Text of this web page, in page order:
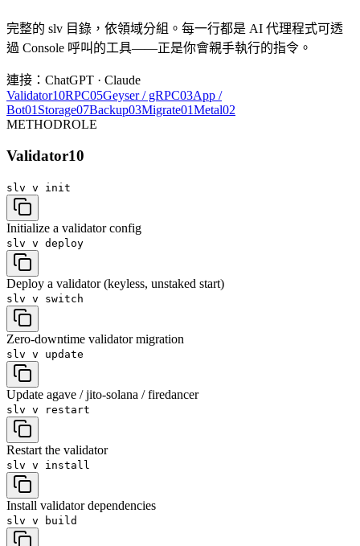
完整的 slv 目錄，依領域分組。每一行都是 AI 代理程式可透
過 Console 呼叫的工具——正是你會親手執行的指令。
連接：ChatGPT · Claude
Validator10RPC05Geyser / gRPC03App /
Bot01Storage07Backup03Migrate01Metal02
METHODROLE
Validator10
slv v init
Initialize a validator config
slv v deploy
Deploy a validator (keyless, unstaked start)
slv v switch
Zero-downtime validator migration
slv v update
Update agave / jito-solana / firedancer
slv v restart
Restart the validator
slv v install
Install validator dependencies
slv v build